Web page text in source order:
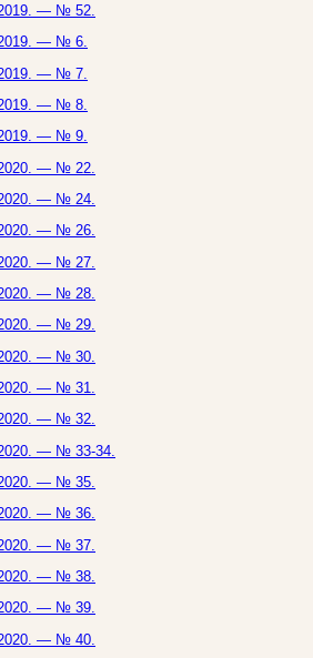
— № 52.
2019. — № 6.
— № 7.
— № 8.
2019. — № 9.
— № 22.
— № 24.
2020. — № 26.
— № 27.
— № 28.
2020. — № 29.
— № 30.
— № 31.
2020. — № 32.
— № 33-34.
— № 35.
2020. — № 36.
— № 37.
— № 38.
2020. — № 39.
— № 40.